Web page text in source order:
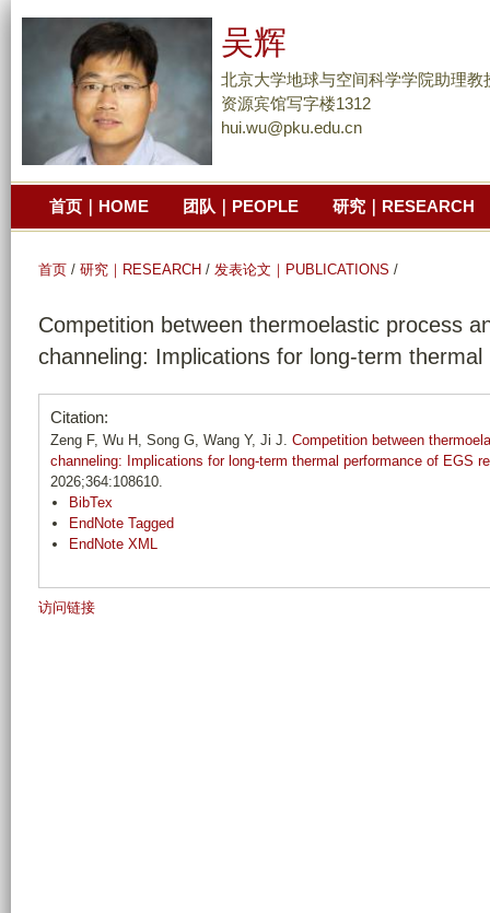
到
主
要
分
吴辉
北京大学地球与空间科学学院助理教
资源宾馆写字楼1312
hui.wu@pku.edu.cn
首页｜HOME 团队｜PEOPLE 研究｜RESEARCH
首页 / 研究｜RESEARCH / 发表论文｜PUBLICATIONS /
Competition between thermoelastic process
channeling: Implications for long-term
Citation:
Zeng F, Wu H, Song G, Wang Y, Ji J. Competition between
channeling: Implications for long-term thermal performance of EGS
2026;364:108610.
BibTex
EndNote Tagged
EndNote XML
访问链接